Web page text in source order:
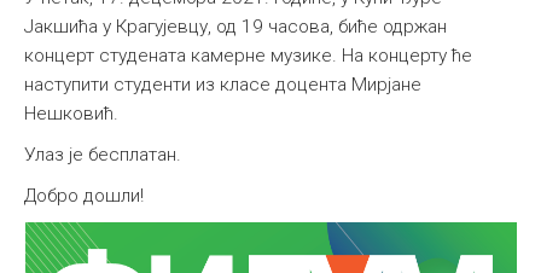
Јакшића у Крагујевцу, од 19 часова, биће одржан
концерт студената камерне музике. На концерту ће
наступити студенти из класе доцента Мирјане
Нешковић.
Улаз је бесплатан.
Добро дошли!